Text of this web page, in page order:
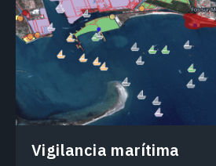
Vigilancia marítima